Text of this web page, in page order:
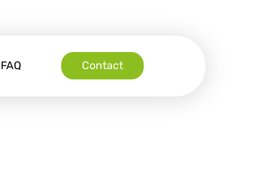
FAQ Contact